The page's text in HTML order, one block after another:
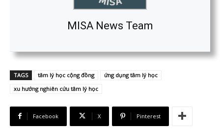
MISA News Team
TAGS tâm lý học cộng đồng
ứng dụng tâm lý học
xu hướng nghiên cứu tâm lý học
Facebook X Pinterest